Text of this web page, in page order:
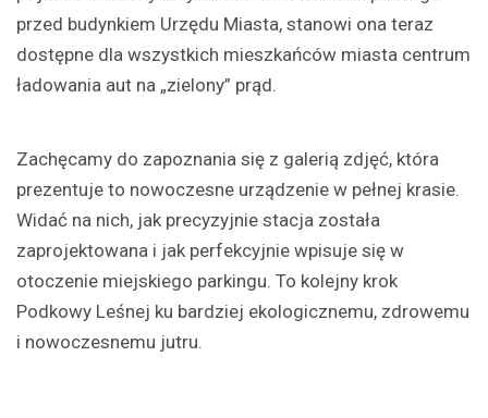
przed budynkiem Urzędu Miasta, stanowi ona teraz
dostępne dla wszystkich mieszkańców miasta centrum
ładowania aut na „zielony” prąd.
Zachęcamy do zapoznania się z galerią zdjęć, która
prezentuje to nowoczesne urządzenie w pełnej krasie.
Widać na nich, jak precyzyjnie stacja została
zaprojektowana i jak perfekcyjnie wpisuje się w
otoczenie miejskiego parkingu. To kolejny krok
Podkowy Leśnej ku bardziej ekologicznemu, zdrowemu
i nowoczesnemu jutru.